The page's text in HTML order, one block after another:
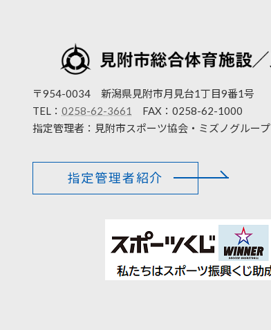
〒954-0034 新潟県見附市月見台1丁目9番1号
TEL： 0258-62-3661
FAX：0258-62-1000
指定管理者：見附市スポーツ協会・ミズノグループ
指定管理者紹介